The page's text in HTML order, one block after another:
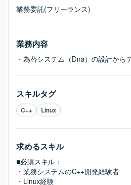
業務委託(フリーランス)
業務内容
・為替システム（Dna）の設計から
スキルタグ
C++ Linux
求めるスキル
■必須スキル：
・業務システムのC++開発経験者
・Linux経験